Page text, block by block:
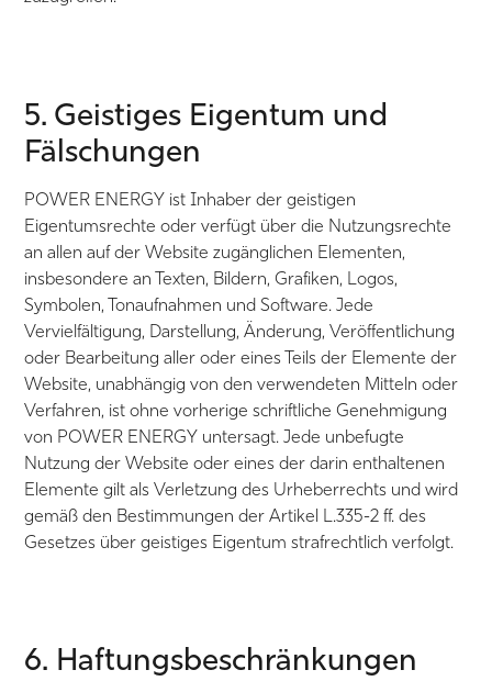
5. Geistiges Eigentum und
Fälschungen
POWER ENERGY ist Inhaber der geistigen
Eigentumsrechte oder verfügt über die Nutzungsrechte
an allen auf der Website zugänglichen Elementen,
insbesondere an Texten, Bildern, Grafiken, Logos,
Symbolen, Tonaufnahmen und Software. Jede
Vervielfältigung, Darstellung, Änderung, Veröffentlichung
oder Bearbeitung aller oder eines Teils der Elemente der
Website, unabhängig von den verwendeten Mitteln oder
Verfahren, ist ohne vorherige schriftliche Genehmigung
von POWER ENERGY untersagt. Jede unbefugte
Nutzung der Website oder eines der darin enthaltenen
Elemente gilt als Verletzung des Urheberrechts und wird
gemäß den Bestimmungen der Artikel L.335-2 ff. des
Gesetzes über geistiges Eigentum strafrechtlich verfolgt.
6. Haftungsbeschränkungen